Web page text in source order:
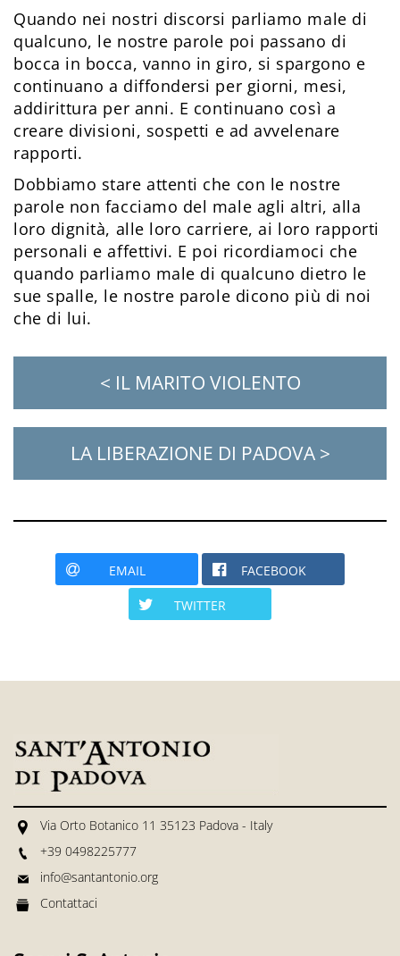
Quando nei nostri discorsi parliamo male di
qualcuno, le nostre parole poi passano di
bocca in bocca, vanno in giro, si spargono e
continuano a diffondersi per giorni, mesi,
addirittura per anni. E continuano così a
creare divisioni, sospetti e ad avvelenare
rapporti.
Dobbiamo stare attenti che con le nostre
parole non facciamo del male agli altri, alla
loro dignità, alle loro carriere, ai loro rapporti
personali e affettivi. E poi ricordiamoci che
quando parliamo male di qualcuno dietro le
sue spalle, le nostre parole dicono più di noi
che di lui.
< IL MARITO VIOLENTO
LA LIBERAZIONE DI PADOVA >
EMAIL FACEBOOK
TWITTER
Via Orto Botanico 11 35123 Padova - Italy
+39 0498225777
info@santantonio.org
Contattaci